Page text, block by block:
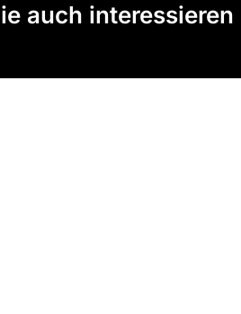
auch interessieren